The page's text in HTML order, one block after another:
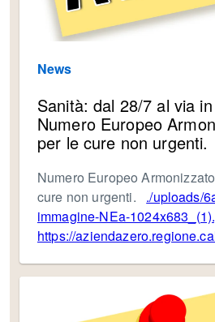
News
Sanità: dal 28/7 al via
Numero Europeo
per le cure non urgenti.
Numero Europeo
cure non urgenti. ./uploads/
immagine-NEa-
https://